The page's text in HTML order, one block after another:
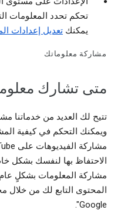
تحكم تحدد المعلومات
يمكنك تعديل إعدادات
مشاركة معلوماتك
متى تشارك
تتيح لك العديد من خدماتنا
ويمكنك التحكم في كيفية
الاحتفاظ بها لنفسك بشكل
مشاركة المعلومات بشكلٍ
المحتوى التابع لك من
Google".